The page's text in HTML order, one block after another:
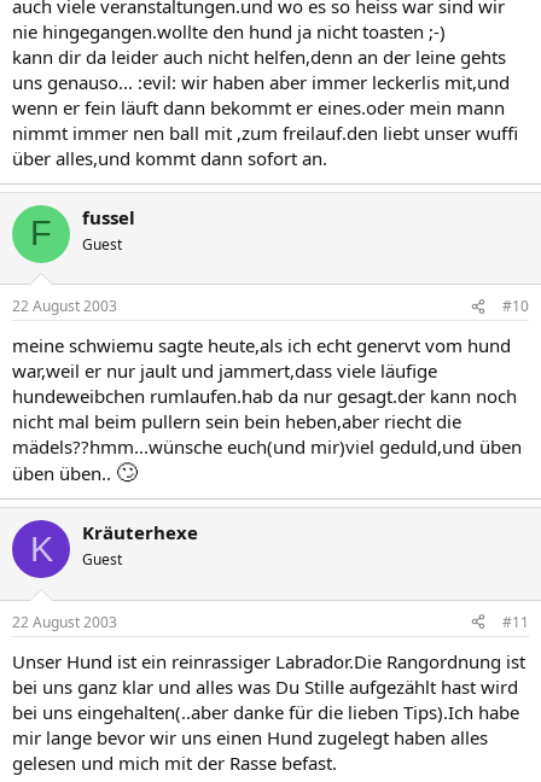
auch viele veranstaltungen.und wo es so heiss war sind wir
nie hingegangen.wollte den hund ja nicht toasten ;-)
kann dir da leider auch nicht helfen,denn an der leine gehts
uns genauso... :evil: wir haben aber immer leckerlis mit,und
wenn er fein läuft dann bekommt er eines.oder mein mann
nimmt immer nen ball mit ,zum freilauf.den liebt unser wuffi
über alles,und kommt dann sofort an.
F fussel
Guest
22 August 2003 #10
meine schwiemu sagte heute,als ich echt genervt vom hund
war,weil er nur jault und jammert,dass viele läufige
hundeweibchen rumlaufen.hab da nur gesagt.der kann noch
nicht mal beim pullern sein bein heben,aber riecht die
mädels??hmm...wünsche euch(und mir)viel geduld,und üben
üben üben.. 🙄
K Kräuterhexe
Guest
22 August 2003 #11
Unser Hund ist ein reinrassiger Labrador.Die Rangordnung ist
bei uns ganz klar und alles was Du Stille aufgezählt hast wird
bei uns eingehalten(..aber danke für die lieben Tips).Ich habe
mir lange bevor wir uns einen Hund zugelegt haben alles
gelesen und mich mit der Rasse befast.